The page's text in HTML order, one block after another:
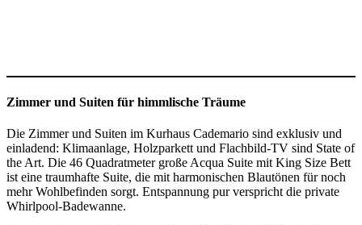
Zimmer und Suiten für himmlische Träume
Die Zimmer und Suiten im Kurhaus Cademario sind exklusiv und
einladend: Klimaanlage, Holzparkett und Flachbild-TV sind State of
the Art. Die 46 Quadratmeter große Acqua Suite mit King Size Bett
ist eine traumhafte Suite, die mit harmonischen Blautönen für noch
mehr Wohlbefinden sorgt. Entspannung pur verspricht die private
Whirlpool-Badewanne.